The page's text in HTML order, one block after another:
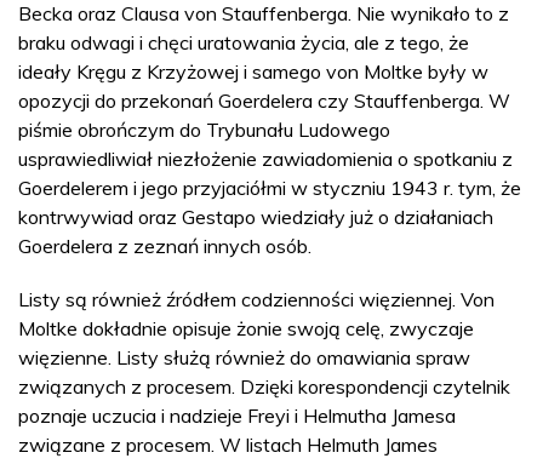
Becka oraz Clausa von Stauffenberga. Nie wynikało to z
braku odwagi i chęci uratowania życia, ale z tego, że
ideały Kręgu z Krzyżowej i samego von Moltke były w
opozycji do przekonań Goerdelera czy Stauffenberga. W
piśmie obrończym do Trybunału Ludowego
usprawiedliwiał niezłożenie zawiadomienia o spotkaniu z
Goerdelerem i jego przyjaciółmi w styczniu 1943 r. tym, że
kontrwywiad oraz Gestapo wiedziały już o działaniach
Goerdelera z zeznań innych osób.
Listy są również źródłem codzienności więziennej. Von
Moltke dokładnie opisuje żonie swoją celę, zwyczaje
więzienne. Listy służą również do omawiania spraw
związanych z procesem. Dzięki korespondencji czytelnik
poznaje uczucia i nadzieje Freyi i Helmutha Jamesa
związane z procesem. W listach Helmuth James